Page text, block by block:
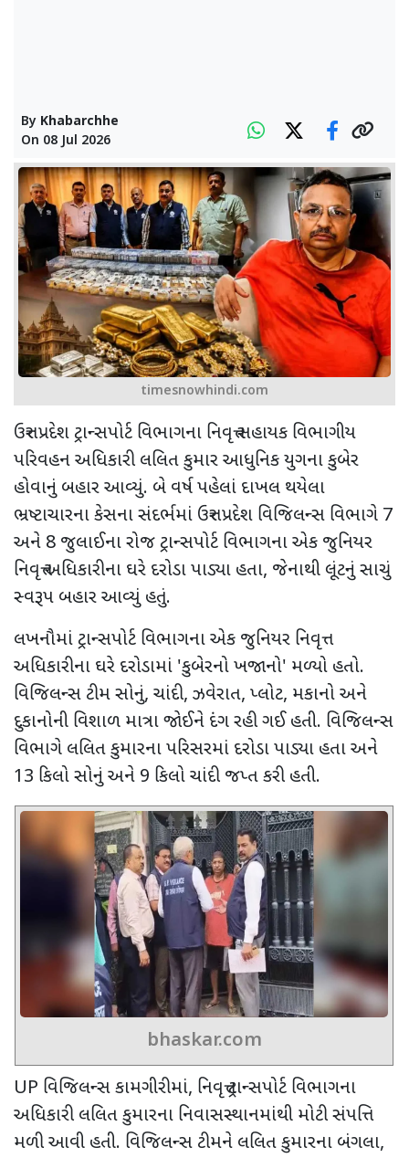
By Khabarchhe
On 08 Jul 2026
timesnowhindi.com
ઉત્તર પ્રદેશ ટ્રાન્સપોર્ટ વિભાગના નિવૃત્ત સહાયક વિભાગીય
પરિવહન અધિકારી લલિત કુમાર આધુનિક યુગના કુબેર
હોવાનું બહાર આવ્યું. બે વર્ષ પહેલાં દાખલ થયેલા
ભ્રષ્ટાચારના કેસના સંદર્ભમાં ઉત્તર પ્રદેશ વિજિલન્સ વિભાગે 7
અને 8 જુલાઈના રોજ ટ્રાન્સપોર્ટ વિભાગના એક જુનિયર
નિવૃત્ત અધિકારીના ઘરે દરોડા પાડ્યા હતા, જેનાથી લૂંટનું સાચું
સ્વરૂપ બહાર આવ્યું હતું.
લખનૌમાં ટ્રાન્સપોર્ટ વિભાગના એક જુનિયર નિવૃત્ત
અધિકારીના ઘરે દરોડામાં 'કુબેરનો ખજાનો' મળ્યો હતો.
વિજિલન્સ ટીમ સોનું, ચાંદી, ઝવેરાત, પ્લોટ, મકાનો અને
દુકાનોની વિશાળ માત્રા જોઈને દંગ રહી ગઈ હતી. વિજિલન્સ
વિભાગે લલિત કુમારના પરિસરમાં દરોડા પાડ્યા હતા અને
13 કિલો સોનું અને 9 કિલો ચાંદી જપ્ત કરી હતી.
bhaskar.com
UP વિજિલન્સ કામગીરીમાં, નિવૃત્ત ટ્રાન્સપોર્ટ વિભાગના
અધિકારી લલિત કુમારના નિવાસસ્થાનમાંથી મોટી સંપત્તિ
મળી આવી હતી. વિજિલન્સ ટીમને લલિત કુમારના બંગલા,